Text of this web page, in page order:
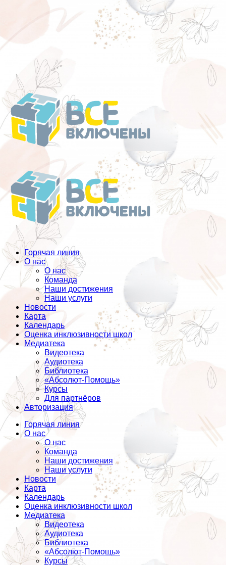
Перейти
к
содержанию
Горячая линия
О нас
О нас
Команда
Наши достижения
Наши услуги
Новости
Карта
Календарь
Оценка инклюзивности школ
Медиатека
Видеотека
Аудиотека
Библиотека
«Абсолют-Помощь»
Курсы
Для партнёров
Авторизация
Горячая линия
О нас
О нас
Команда
Наши достижения
Наши услуги
Новости
Карта
Календарь
Оценка инклюзивности школ
Медиатека
Видеотека
Аудиотека
Библиотека
«Абсолют-Помощь»
Курсы